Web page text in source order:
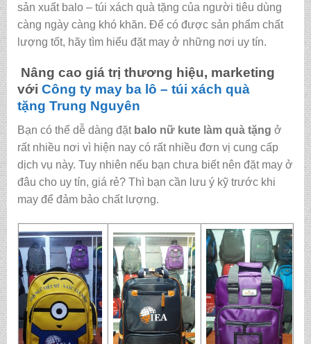
sản xuất balo – túi xách quà tặng của người tiêu dùng
càng ngày càng khó khăn. Để có được sản phẩm chất
lượng tốt, hãy tìm hiểu đặt may ở những nơi uy tín.
Nâng cao giá trị thương hiệu, marketing
với Công ty may ba lô – túi xách quà
tặng Trung Nguyên
Bạn có thể dễ dàng đặt balo nữ kute làm quà tặng ở
rất nhiều nơi vì hiện nay có rất nhiều đơn vị cung cấp
dịch vụ này. Tuy nhiên nếu bạn chưa biết nên đặt may ở
đâu cho uy tín, giá rẻ? Thì bạn cần lưu ý kỹ trước khi
may để đảm bảo chất lượng.